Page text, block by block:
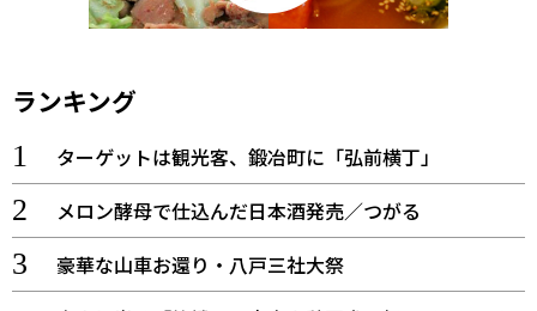
ランキング
ターゲットは観光客、鍛冶町に「弘前横丁」
メロン酵母で仕込んだ日本酒発売／つがる
豪華な山車お還り・八戸三社大祭